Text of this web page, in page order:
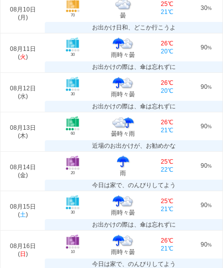
08月10日
(月 ) 70 曇
25℃
21℃
30%
お出かけ日和、どこか行こうよ
08月11日
(火) 30 雨時々曇
26℃
20℃
90%
お出かけの際は、傘は忘れずに
08月12日
(水) 30 雨時々曇
26℃
20℃
90%
お出かけの際は、傘は忘れずに
08月13日
(木) 60 曇時々雨
26℃
21℃
90%
近場のお出かけが、お勧めかな
08月14日
(金) 20 雨
25℃
22℃
90%
今日は家で、のんびりしてよう
08月15日
(土) 30 雨時々曇
25℃
21℃
90%
お出かけの際は、傘は忘れずに
08月16日
(日 ) 10 雨時々曇
26℃
21℃
90%
今日は家で、のんびりしてよう